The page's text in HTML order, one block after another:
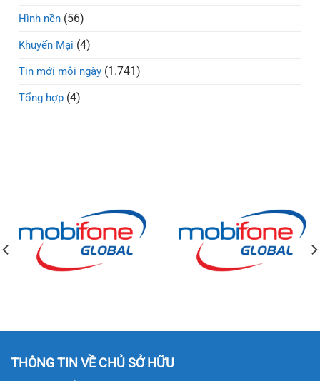
Hình nền (56)
Khuyến Mại (4)
Tin mới mỗi ngày (1.741)
Tổng hợp (4)
THÔNG TIN VỀ CHỦ SỞ HỮU